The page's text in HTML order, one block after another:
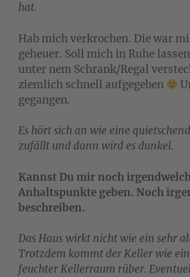
hat.
Hab mich verkrochen. Die war
geheuer. Soll mich in Ruhe
unter nem Schrank/Regal
ziemlich schnell aufgegeben
gegangen.
Es hört sich an wie eine
zufällt und dann wird es dunkel.
Kannst Du mir noch
Anhaltspunkte geben. Noch
beschreiben.
Das Haus wirkt nicht wie ein sehr
Trotzdem kommt der Keller wie
feuchter Kellerraum rüber.